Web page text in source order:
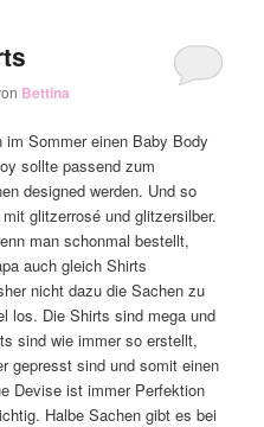
Bettina
Sommer einen Baby Body
sollte passend zum
designed werden. Und so
glitzerrosé und glitzersilber.
man schonmal bestellt,
auch gleich Shirts
nicht dazu die Sachen zu
los. Die Shirts sind mega und
sind wie immer so erstellt,
gepresst sind und somit einen
Devise ist immer Perfektion
Halbe Sachen gibt es bei